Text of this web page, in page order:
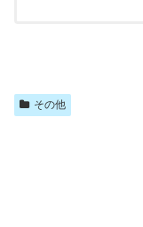
その他